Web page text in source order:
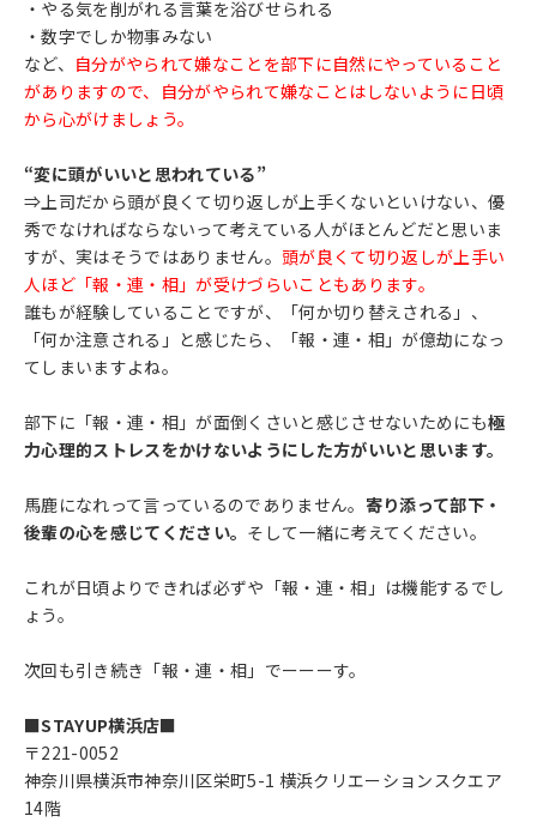
・やる気を削がれる言葉を浴びせられる
・数字でしか物事みない
など、 自分がやられて嫌なことを部下に自然にやっていること
がありますので、自分がやられて嫌なことはしないように日頃
から心がけましょう。
“変に頭がいいと思われている”
⇒上司だから頭が良くて切り返しが上手くないといけない、優
秀でなければならないって考えている人がほとんどだと思いま
すが、実はそうではありません。 頭が良くて切り返しが上手い
人ほど「報・連・相」が受けづらいこともあります。
誰もが経験していることですが、「何か切り替えされる」、
「何か注意される」と感じたら、「報・連・相」が億劫になっ
てしまいますよね。
部下に「報・連・相」が面倒くさいと感じさせないためにも極
力心理的ストレスをかけないようにした方がいいと思います。
馬鹿になれって言っているのでありません。 寄り添って部下・
後輩の心を感じてください。 そして一緒に考えてください。
これが日頃よりできれば必ずや「報・連・相」は機能するでし
ょう。
次回も引き続き「報・連・相」でーーーす。
■STAYUP横浜店■
〒221-0052
神奈川県横浜市神奈川区栄町5-1 横浜クリエーションスクエア
14階